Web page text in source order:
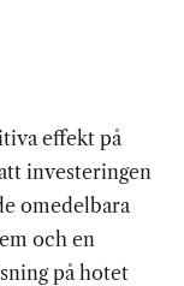
effekt på
investeringen
omedelbara
och en
på hotet